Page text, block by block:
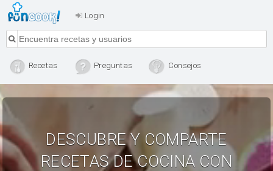
Login
Recetas Preguntas Consejos
DESCUBRE Y COMPARTE
RECETAS DE COCINA CON